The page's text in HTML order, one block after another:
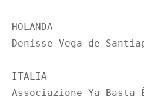
HOLANDA
Denisse Vega de
ITALIA
Associazione Ya